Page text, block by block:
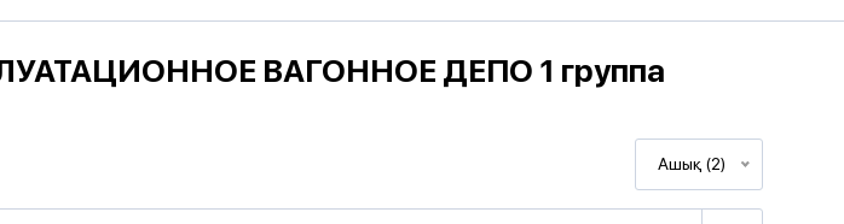
ВАГОННОЕ ДЕПО 1 группа
Ашық (2)